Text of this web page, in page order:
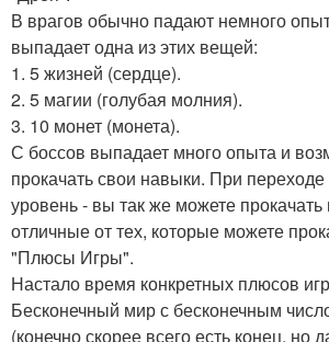
В врагов обычно падают немного
выпадает одна из этих вещей:
1. 5 жизней (сердце).
2. 5 магии (голубая молния).
3. 10 монет (монета).
С боссов выпадает много опыта и
прокачать свои навыки. При
уровень - вы так же можете прокачать
отличные от тех, которые можете
"Плюсы Игры".
Настало время конкретных плюсов
Бесконечный мир с бесконечным
(конечно скорее всего есть конец, но